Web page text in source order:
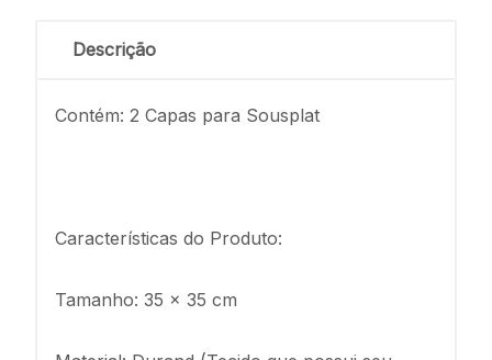
Descrição
Contém: 2 Capas para Sousplat
Características do Produto:
Tamanho: 35 x 35 cm